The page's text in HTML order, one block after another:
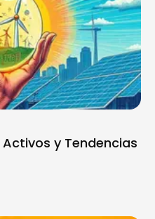
Activos y Tendencias